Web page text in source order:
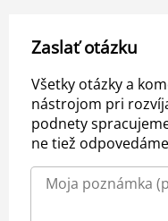
Zaslať otázku
Všetky otázky a
nástrojom pri
podnety
ne tiež